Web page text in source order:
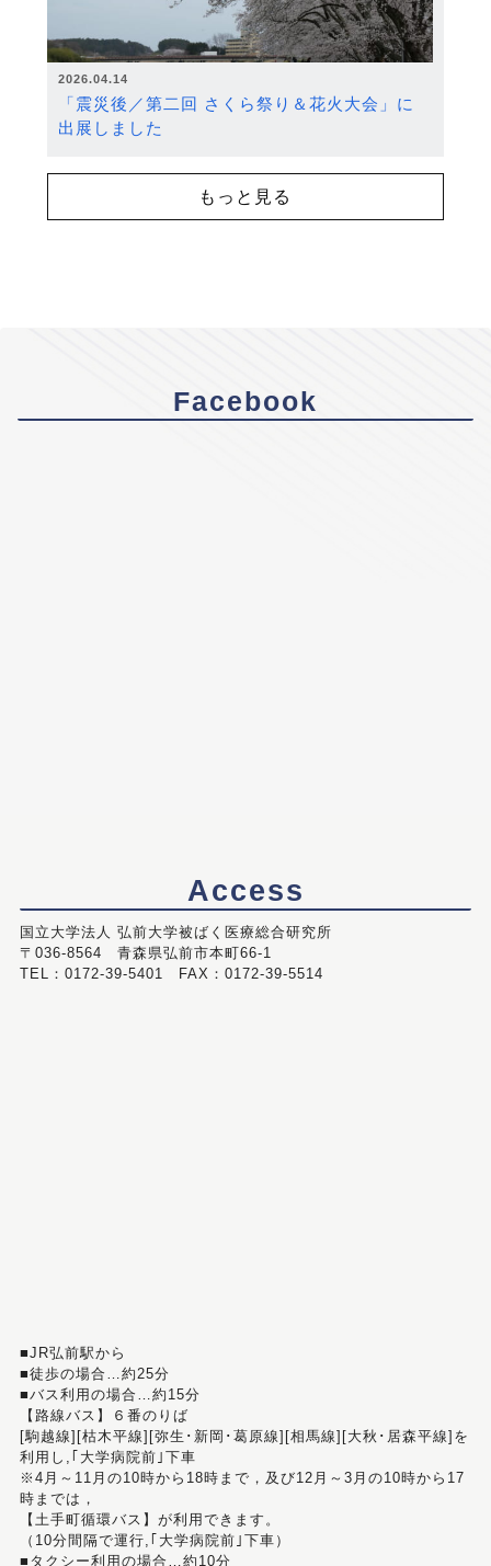
2026.04.14
「震災後／第二回 さくら祭り＆花火大会」に
出展しました
もっと見る
Facebook
Access
国立大学法人 弘前大学被ばく医療総合研究所
〒036-8564 青森県弘前市本町66-1
TEL：0172-39-5401 FAX：0172-39-5514
■JR弘前駅から
■徒歩の場合…約25分
■バス利用の場合…約15分
【路線バス】６番のりば
[駒越線][枯木平線][弥生･新岡･葛原線][相馬線][大秋･居森平線]を
利用し,｢大学病院前｣下車
※4月～11月の10時から18時まで，及び12月～3月の10時から17
時までは，
【土手町循環バス】が利用できます。
（10分間隔で運行,｢大学病院前｣下車）
■タクシー利用の場合…約10分